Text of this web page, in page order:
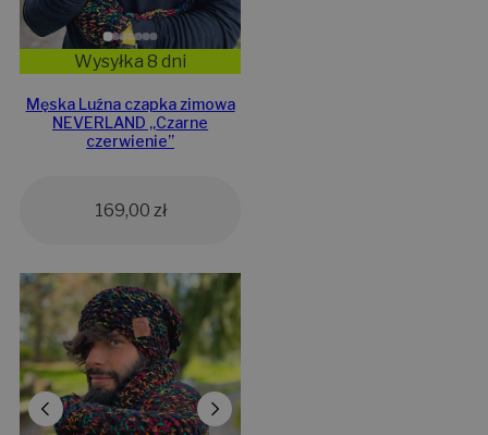
Wysyłka 8 dni
Męska Luźna czapka zimowa
NEVERLAND „Czarne
czerwienie”
169,00 zł